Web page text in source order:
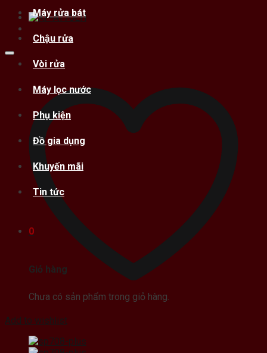
Máy rửa bát
Chậu rửa
Vòi rửa
Máy lọc nước
Phụ kiện
Đồ gia dụng
Khuyến mãi
Tin tức
0
Giỏ hàng
Chưa có sản phẩm trong giỏ hàng.
Add to wishlist